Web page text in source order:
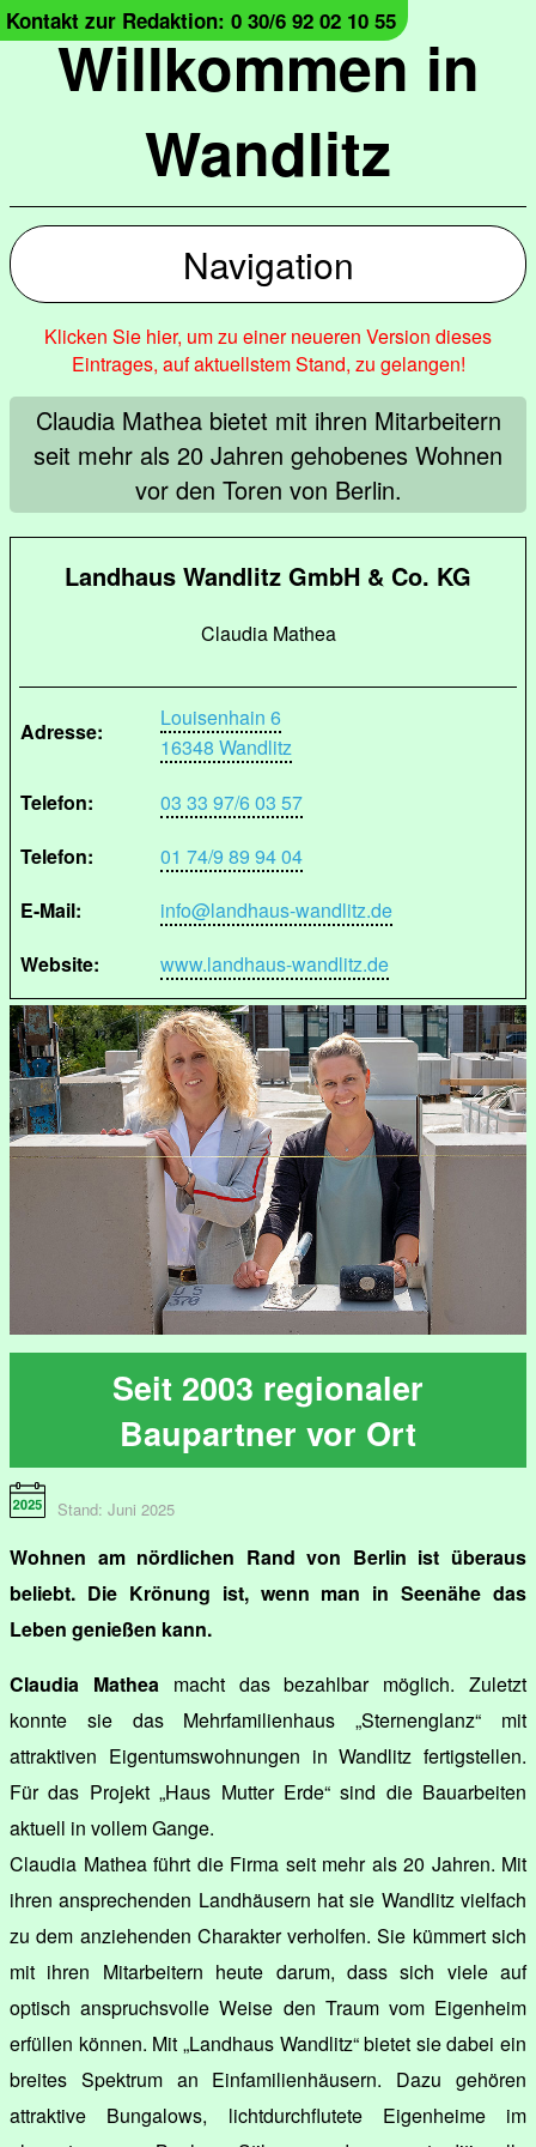
Willkommen in
Wandlitz
Kontakt zur Redaktion: 0 30/6 92 02 10 55
Navigation
Klicken Sie hier, um zu einer neueren Version dieses
Eintrages, auf aktuellstem Stand, zu gelangen!
Claudia Mathea bietet mit ihren Mitarbeitern
seit mehr als 20 Jahren gehobenes Wohnen
vor den Toren von Berlin.
Landhaus Wandlitz GmbH & Co. KG
Claudia Mathea
Adresse:
Louisenhain 6
16348 Wandlitz
Telefon:
03 33 97/6 03 57
Telefon:
01 74/9 89 94 04
E-Mail:
info@landhaus-wandlitz.de
Website:
www.landhaus-wandlitz.de
Seit 2003 regionaler
Baupartner vor Ort
Stand: Juni 2025
Wohnen am nördlichen Rand von Berlin ist überaus
beliebt. Die Krönung ist, wenn man in Seenähe das
Leben genießen kann.
Claudia Matheamacht das bezahlbar möglich. Zuletzt
konnte sie das Mehrfamilienhaus „Sternenglanz“ mit
attraktiven Eigentumswohnungen in Wandlitz fertigstellen.
Für das Projekt „Haus Mutter Erde“ sind die Bauarbeiten
aktuell in vollem Gange.
Claudia Mathea führt die Firma seit mehr als 20 Jahren. Mit
ihren ansprechenden Landhäusern hat sie Wandlitz vielfach
zu dem anziehenden Charakter verholfen. Sie kümmert sich
mit ihren Mitarbeitern heute darum, dass sich viele auf
optisch anspruchsvolle Weise den Traum vom Eigenheim
erfüllen können. Mit „Landhaus Wandlitz“ bietet sie dabei ein
breites Spektrum an Einfamilienhäusern. Dazu gehören
attraktive Bungalows, lichtdurchflutete Eigenheime im